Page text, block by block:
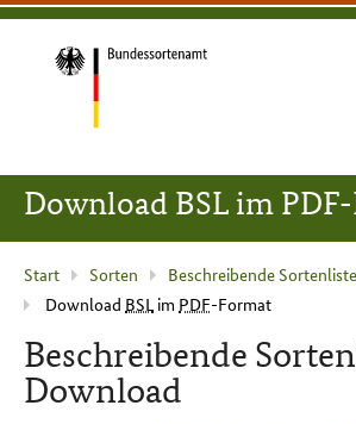
zum
(Navigation
zur
zum
Bundessortenamt
Zur
Startseite
Download BSL im
Aktuelle
Seite
:
Start Sorten
Beschreibende
Download BSL im PDF-Format
Beschreibende
Download